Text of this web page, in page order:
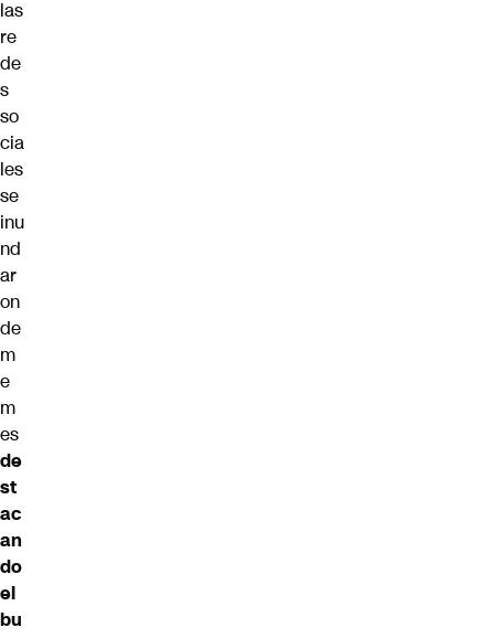
las
re
de
s
so
cia
les
se
inu
nd
ar
on
de
m
e
m
es
de
st
ac
an
do
el
bu